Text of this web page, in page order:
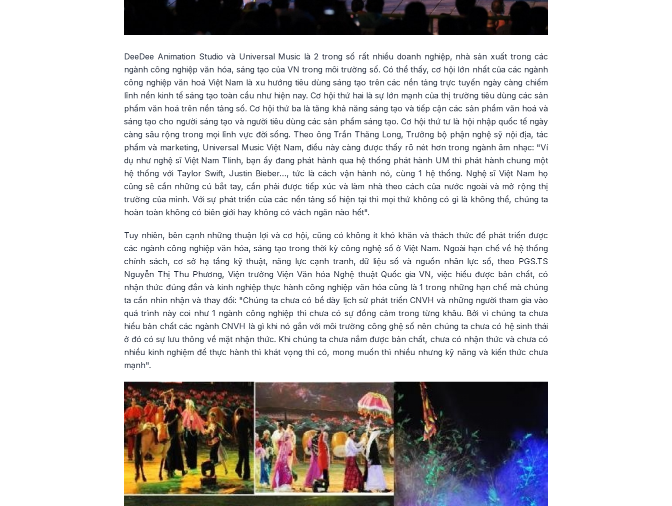
DeeDee Animation Studio và Universal Music là 2 trong số rất nhiều doanh nghiệp, nhà sản xuất trong các
ngành công nghiệp văn hóa, sáng tạo của VN trong môi trường số. Có thể thấy, cơ hội lớn nhất của các ngành
công nghiệp văn hoá Việt Nam là xu hướng tiêu dùng sáng tạo trên các nền tảng trực tuyến ngày càng chiếm
lĩnh nền kinh tế sáng tạo toàn cầu như hiện nay. Cơ hội thứ hai là sự lớn mạnh của thị trường tiêu dùng các sản
phẩm văn hoá trên nền tảng số. Cơ hội thứ ba là tăng khả năng sáng tạo và tiếp cận các sản phẩm văn hoá và
sáng tạo cho người sáng tạo và người tiêu dùng các sản phẩm sáng tạo. Cơ hội thứ tư là hội nhập quốc tế ngày
càng sâu rộng trong mọi lĩnh vực đời sống. Theo ông Trần Thăng Long, Trưởng bộ phận nghệ sỹ nội địa, tác
phẩm và marketing, Universal Music Việt Nam, điều này càng được thấy rõ nét hơn trong ngành âm nhạc: "Ví
dụ như nghệ sĩ Việt Nam Tlinh, bạn ấy đang phát hành qua hệ thống phát hành UM thì phát hành chung một
hệ thống với Taylor Swift, Justin Bieber…, tức là cách vận hành nó, cùng 1 hệ thống. Nghệ sĩ Việt Nam họ
cũng sẽ cần những cú bắt tay, cần phải được tiếp xúc và làm nhà theo cách của nước ngoài và mở rộng thị
trường của mình. Với sự phát triển của các nền tảng số hiện tại thì mọi thứ không có gì là không thể, chúng ta
hoàn toàn không có biên giới hay không có vách ngăn nào hết".
Tuy nhiên, bên cạnh những thuận lợi và cơ hội, cũng có không ít khó khăn và thách thức để phát triển được
các ngành công nghiệp văn hóa, sáng tạo trong thời kỳ công nghệ số ở Việt Nam. Ngoài hạn chế về hệ thống
chính sách, cơ sở hạ tầng kỹ thuật, năng lực cạnh tranh, dữ liệu số và nguồn nhân lực số, theo PGS.TS
Nguyễn Thị Thu Phương, Viện trưởng Viện Văn hóa Nghệ thuật Quốc gia VN, việc hiểu được bản chất, có
nhận thức đúng đắn và kinh nghiệp thực hành công nghiệp văn hóa cũng là 1 trong những hạn chế mà chúng
ta cần nhìn nhận và thay đổi: "Chúng ta chưa có bề dày lịch sử phát triển CNVH và những người tham gia vào
quá trình này coi như 1 ngành công nghiệp thì chưa có sự đồng cảm trong từng khâu. Bởi vì chúng ta chưa
hiểu bản chất các ngành CNVH là gì khi nó gắn với môi trường công ghệ số nên chúng ta chưa có hệ sinh thái
ở đó có sự lưu thông về mặt nhận thức. Khi chúng ta chưa nắm được bản chất, chưa có nhận thức và chưa có
nhiều kinh nghiệm để thực hành thì khát vọng thì có, mong muốn thì nhiều nhưng kỹ năng và kiến thức chưa
mạnh".